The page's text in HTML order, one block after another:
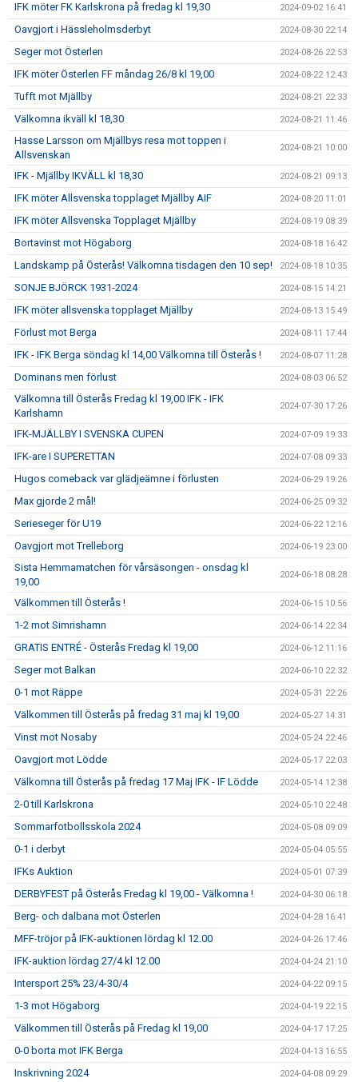
IFK möter FK Karlskrona på fredag kl 19,30 2024-09-02 16:41
Oavgjort i Hässleholmsderbyt 2024-08-30 22:14
Seger mot Österlen 2024-08-26 22:53
IFK möter Österlen FF måndag 26/8 kl 19,00 2024-08-22 12:43
Tufft mot Mjällby 2024-08-21 22:33
Välkomna ikväll kl 18,30 2024-08-21 11:46
Hasse Larsson om Mjällbys resa mot toppen i
Allsvenskan
2024-08-21 10:00
IFK - Mjällby IKVÄLL kl 18,30 2024-08-21 09:13
IFK möter Allsvenska topplaget Mjällby AIF 2024-08-20 11:01
IFK möter Allsvenska Topplaget Mjällby 2024-08-19 08:39
Bortavinst mot Högaborg 2024-08-18 16:42
Landskamp på Österås! Välkomna tisdagen den 10 sep! 2024-08-18 10:35
SONJE BJÖRCK 1931-2024 2024-08-15 14:21
IFK möter allsvenska topplaget Mjällby 2024-08-13 15:49
Förlust mot Berga 2024-08-11 17:44
IFK - IFK Berga söndag kl 14,00 Välkomna till Österås ! 2024-08-07 11:28
Dominans men förlust 2024-08-03 06:52
Välkomna till Österås Fredag kl 19,00 IFK - IFK
Karlshamn
2024-07-30 17:26
IFK-MJÄLLBY I SVENSKA CUPEN 2024-07-09 19:33
IFK-are I SUPERETTAN 2024-07-08 09:33
Hugos comeback var glädjeämne i förlusten 2024-06-29 19:26
Max gjorde 2 mål! 2024-06-25 09:32
Serieseger för U19 2024-06-22 12:16
Oavgjort mot Trelleborg 2024-06-19 23:00
Sista Hemmamatchen för vårsäsongen - onsdag kl
19,00
2024-06-18 08:28
Välkommen till Österås ! 2024-06-15 10:56
1-2 mot Simrishamn 2024-06-14 22:34
GRATIS ENTRÉ - Österås Fredag kl 19,00 2024-06-12 11:16
Seger mot Balkan 2024-06-10 22:32
0-1 mot Räppe 2024-05-31 22:26
Välkommen till Österås på fredag 31 maj kl 19,00 2024-05-27 14:31
Vinst mot Nosaby 2024-05-24 22:46
Oavgjort mot Lödde 2024-05-17 22:03
Välkomna till Österås på fredag 17 Maj IFK - IF Lödde 2024-05-14 12:38
2-0 till Karlskrona 2024-05-10 22:48
Sommarfotbollsskola 2024 2024-05-08 09:09
0-1 i derbyt 2024-05-04 05:55
IFKs Auktion 2024-05-01 07:39
DERBYFEST på Österås Fredag kl 19,00 - Välkomna ! 2024-04-30 06:18
Berg- och dalbana mot Österlen 2024-04-28 16:41
MFF-tröjor på IFK-auktionen lördag kl 12.00 2024-04-26 17:46
IFK-auktion lördag 27/4 kl 12.00 2024-04-24 21:10
Intersport 25% 23/4-30/4 2024-04-22 09:15
1-3 mot Högaborg 2024-04-19 22:15
Välkommen till Österås på Fredag kl 19,00 2024-04-17 17:25
0-0 borta mot IFK Berga 2024-04-13 16:55
Inskrivning 2024 2024-04-08 09:29